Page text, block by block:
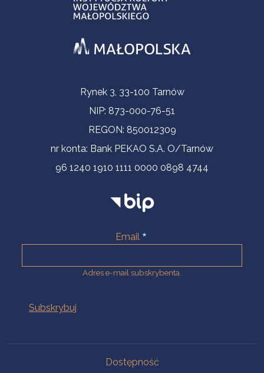
Informacje kontaktoweRynek 3, 33-100 Tarnów
NIP: 873-000-76-51
REGON: 850012309
nr konta: Bank PEKAO S.A. O/Tarnów
96 1240 1910 1111 0000 0898 4744
Email
Adres e-mail subskrybenta.
Dostępność